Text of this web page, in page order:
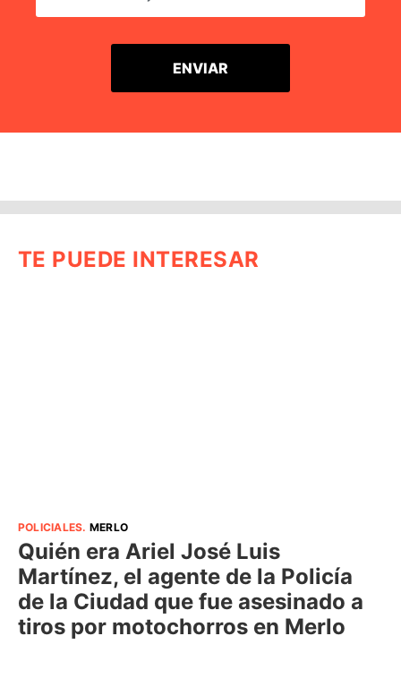
TE PUEDE INTERESAR
POLICIALES. MERLO
Quién era Ariel José Luis
Martínez, el agente de la Policía
de la Ciudad que fue asesinado a
tiros por motochorros en Merlo